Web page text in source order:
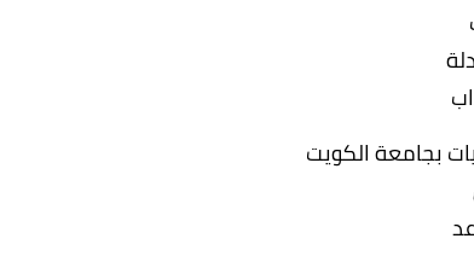
بجامعة الكويت